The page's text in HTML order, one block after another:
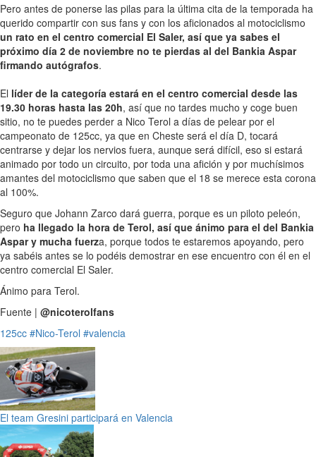
Pero antes de ponerse las pilas para la última cita de la temporada ha
querido compartir con sus fans y con los aficionados al motociclismo
un rato en el centro comercial El Saler, así que ya sabes el
próximo día 2 de noviembre no te pierdas al del Bankia Aspar
firmando autógrafos.
El líder de la categoría estará en el centro comercial desde las
19.30 horas hasta las 20h, así que no tardes mucho y coge buen
sitio, no te puedes perder a Nico Terol a días de pelear por el
campeonato de 125cc, ya que en Cheste será el día D, tocará
centrarse y dejar los nervios fuera, aunque será difícil, eso si estará
animado por todo un circuito, por toda una afición y por muchísimos
amantes del motociclismo que saben que el 18 se merece esta corona
al 100%.
Seguro que Johann Zarco dará guerra, porque es un piloto peleón,
pero ha llegado la hora de Terol, así que ánimo para el del Bankia
Aspar y mucha fuerza, porque todos te estaremos apoyando, pero
ya sabéis antes se lo podéis demostrar en ese encuentro con él en el
centro comercial El Saler.
Ánimo para Terol.
Fuente | @nicoterolfans
125cc #Nico-Terol #valencia
El team Gresini participará en Valencia